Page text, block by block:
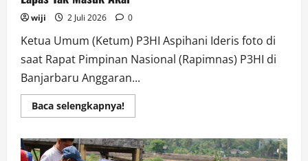
wiji 2 Juli 2026 0
Ketua Umum (Ketum) P3HI Aspihani Ideris foto di
saat Rapat Pimpinan Nasional (Rapimnas) P3HI di
Banjarbaru Anggaran...
Baca selengkapnya!Read
more
P3HI
Aspihani